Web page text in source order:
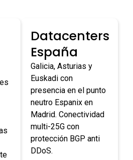
Datacenters
España
Galicia, Asturias y
Euskadi con
presencia en el punto
neutro Espanix en
Madrid. Conectividad
multi-25G con
protección BGP anti
DDoS.